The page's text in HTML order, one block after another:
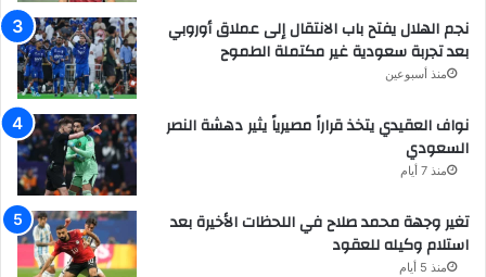
نجم الهلال يفتح باب الانتقال إلى عملاق أوروبي
بعد تجربة سعودية غير مكتملة الطموح
منذ أسبوعين
نواف العقيدي يتخذ قراراً مصيرياً يثير دهشة النصر
السعودي
منذ 7 أيام
تغير وجهة محمد صلاح في اللحظات الأخيرة بعد
استلام وكيله للعقود
منذ 5 أيام